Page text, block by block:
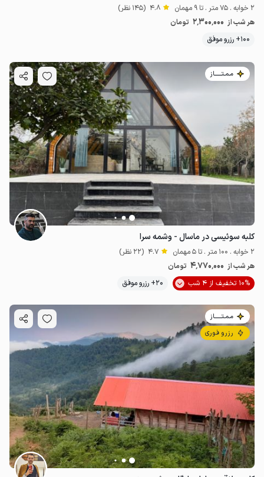
2 خوابه . 75 متر . تا 9 مهمان 4.8 (145 نظر)
هر شب از 2٬300٬000 تومان
100+ رزرو موفق
مـمـتــــــاز
کلبه سوئیسی در ماسال - وشمه سرا
2 خوابه . 100 متر . تا 5 مهمان 4.7 (22 نظر)
هر شب از 4٬770٬000 تومان
10% تخفیف از 4 شب
20+ رزرو موفق
مـمـتــــــاز
رزرو فوری